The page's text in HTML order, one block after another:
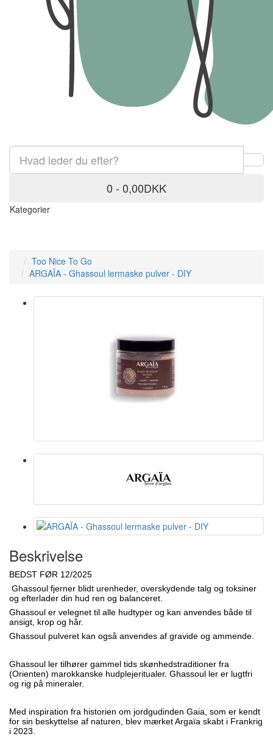
0 - 0,00DKK
Kategorier
Too Nice To Go
ARGAÏA - Ghassoul lermaske pulver - DIY
Beskrivelse
BEDST FØR 12/2025
Ghassoul fjerner blidt urenheder, overskydende talg og toksiner
og efterlader din hud ren og balanceret.
Ghassoul er velegnet til alle hudtyper og kan anvendes både til
ansigt, krop og hår.
Ghassoul pulveret kan også anvendes af gravide og ammende.
Ghassoul ler tilhører gammel tids skønhedstraditioner fra
(Orienten) marokkanske hudplejeritualer. Ghassoul ler er lugtfri
og rig på mineraler.
Med inspiration fra historien om jordgudinden Gaia, som er kendt
for sin beskyttelse af naturen, blev mærket Argaïa skabt i Frankrig
i 2023.